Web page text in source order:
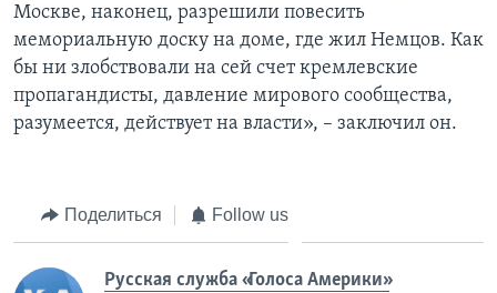
Москве, наконец, разрешили повесить
мемориальную доску на доме, где жил Немцов. Как
бы ни злобствовали на сей счет кремлевские
пропагандисты, давление мирового сообщества,
разумеется, действует на власти», – заключил он.
Поделиться Follow us
Русская служба «Голоса Америки»